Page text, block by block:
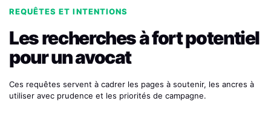
REQUÊTES ET INTENTIONS
Les recherches à fort potentiel
pour un avocat
Ces requêtes servent à cadrer les pages à soutenir, les ancres à
utiliser avec prudence et les priorités de campagne.